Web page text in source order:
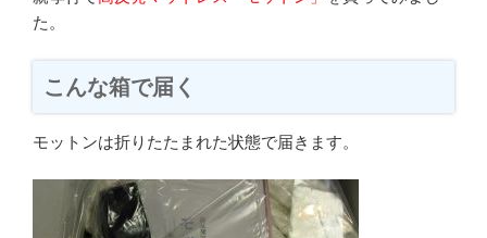
た。
こんな箱で届く
モットンは折りたたまれた状態で届きます。